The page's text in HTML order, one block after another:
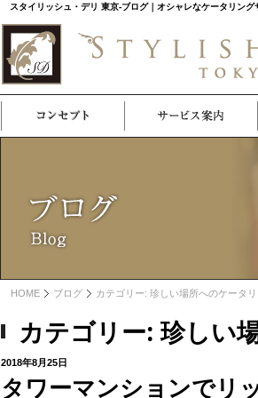
スタイリッシュ・デリ 東京-ブログ｜オシャレなケータリン
HOME ブログ カテゴリー: 珍しい場所へのケータ
カテゴリー: 珍しい
投
日:
2018年8月25日
タワーマンションでリ